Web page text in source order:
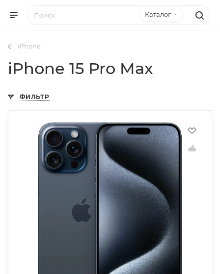
Каталог
iPhone
iPhone 15 Pro Max
ФИЛЬТР